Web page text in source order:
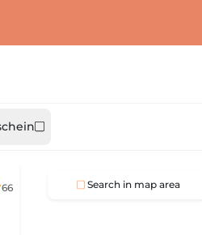
66
Search in map area